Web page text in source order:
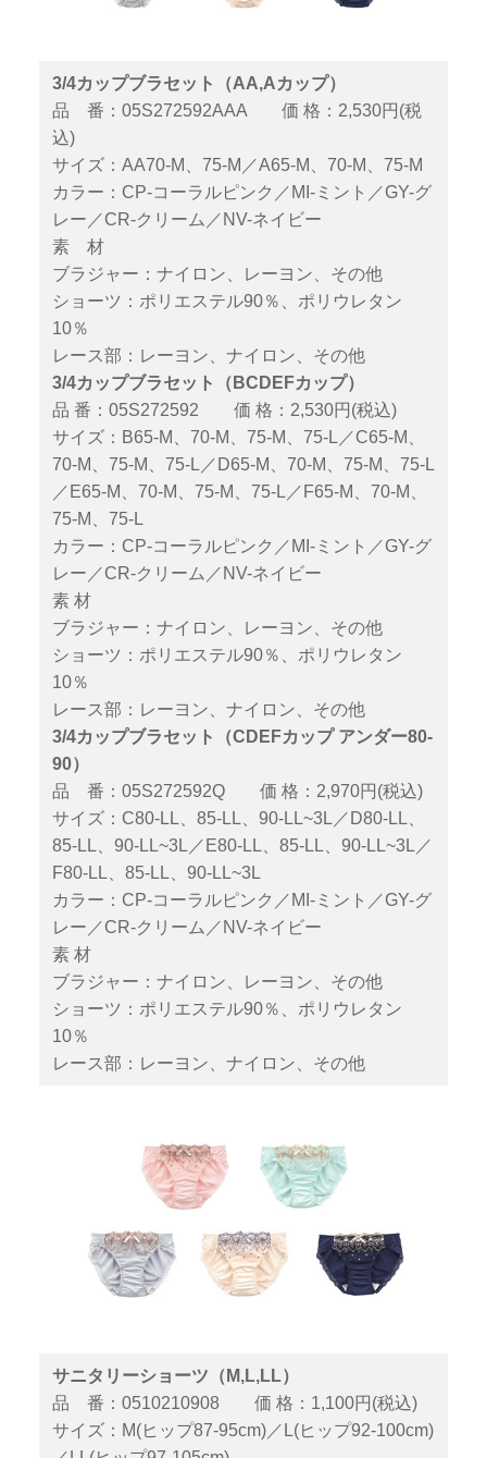
3/4カップブラセット（AA,Aカップ）
品 番：05S272592AAA 価 格：2,530円(税
込)
サイズ：AA70-M、75-M／A65-M、70-M、75-M
カラー：CP-コーラルピンク／MI-ミント／GY-グ
レー／CR-クリーム／NV-ネイビー
素 材
ブラジャー：ナイロン、レーヨン、その他
ショーツ：ポリエステル90％、ポリウレタン
10％
レース部：レーヨン、ナイロン、その他
3/4カップブラセット（BCDEFカップ）
品 番：05S272592 価 格：2,530円(税込)
サイズ：B65-M、70-M、75-M、75-L／C65-M、
70-M、75-M、75-L／D65-M、70-M、75-M、75-L
／E65-M、70-M、75-M、75-L／F65-M、70-M、
75-M、75-L
カラー：CP-コーラルピンク／MI-ミント／GY-グ
レー／CR-クリーム／NV-ネイビー
素 材
ブラジャー：ナイロン、レーヨン、その他
ショーツ：ポリエステル90％、ポリウレタン
10％
レース部：レーヨン、ナイロン、その他
3/4カップブラセット（CDEFカップ アンダー80-
90）
品 番：05S272592Q 価 格：2,970円(税込)
サイズ：C80-LL、85-LL、90-LL~3L／D80-LL、
85-LL、90-LL~3L／E80-LL、85-LL、90-LL~3L／
F80-LL、85-LL、90-LL~3L
カラー：CP-コーラルピンク／MI-ミント／GY-グ
レー／CR-クリーム／NV-ネイビー
素 材
ブラジャー：ナイロン、レーヨン、その他
ショーツ：ポリエステル90％、ポリウレタン
10％
レース部：レーヨン、ナイロン、その他
サニタリーショーツ（M,L,LL）
品 番：0510210908 価 格：1,100円(税込)
サイズ：M(ヒップ87-95cm)／L(ヒップ92-100cm)